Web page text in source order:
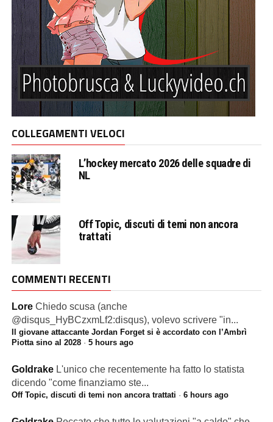
COLLEGAMENTI VELOCI
L’hockey mercato 2026 delle squadre di
NL
Off Topic, discuti di temi non ancora
trattati
COMMENTI RECENTI
Lore Chiedo scusa (anche
@disqus_HyBCzxmLf2:disqus), volevo scrivere "in...
Il giovane attaccante Jordan Forget si è accordato con l’Ambrì
Piotta sino al 2028· 5 hours ago
Goldrake L'unico che recentemente ha fatto lo statista
dicendo "come finanziamo ste...
Off Topic, discuti di temi non ancora trattati · 6 hours ago